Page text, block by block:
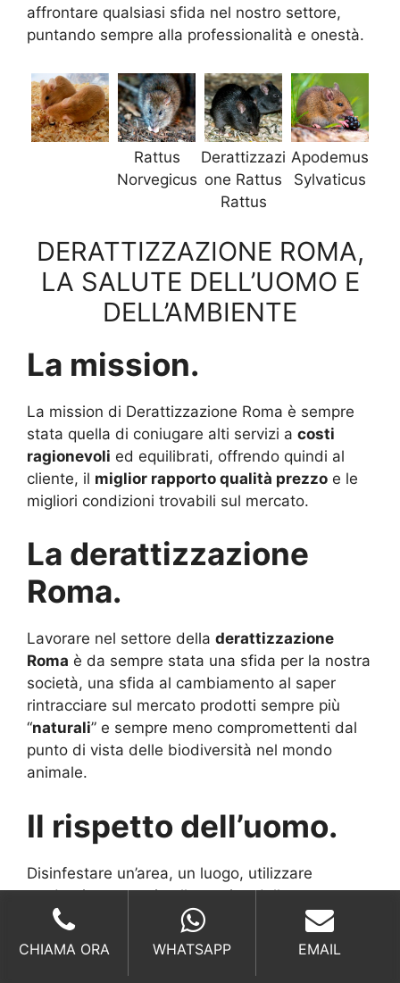
affrontare qualsiasi sfida nel nostro settore,
puntando sempre alla professionalità e onestà.
Rattus
Norvegicus
Derattizzazi
one Rattus
Rattus
Apodemus
Sylvaticus
DERATTIZZAZIONE ROMA,
LA SALUTE DELL’UOMO E
DELL’AMBIENTE
La mission.
La mission di Derattizzazione Roma è sempre
stata quella di coniugare alti servizi a costi
ragionevoli ed equilibrati, offrendo quindi al
cliente, il miglior rapporto qualità prezzo e le
migliori condizioni trovabili sul mercato.
La derattizzazione
Roma.
Lavorare nel settore della derattizzazione
Roma è da sempre stata una sfida per la nostra
società, una sfida al cambiamento al saper
rintracciare sul mercato prodotti sempre più
“naturali” e sempre meno compromettenti dal
punto di vista delle biodiversità nel mondo
animale.
Il rispetto dell’uomo.
Disinfestare un’area, un luogo, utilizzare
moderni strumenti nella pratica della
derattizzazione, significa prima di tutto
rispettare l’uomo , non dare la possibilità che
CHIAMA ORA WHATSAPP EMAIL